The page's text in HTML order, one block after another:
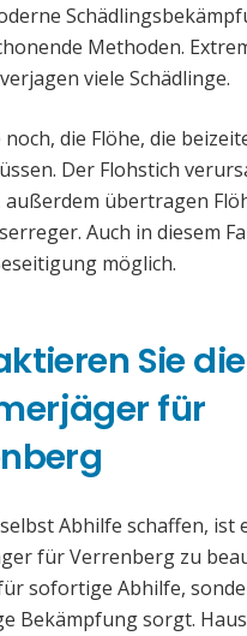
Methoden.
viele Schädlinge.
noch, die Flöhe, die
Der Flohstich
außerdem übertragen
Auch in diesem
möglich.
Sie die
für
Abhilfe schaffen, ist
für Verrenberg zu
sofortige Abhilfe,
Bekämpfung sorgt.